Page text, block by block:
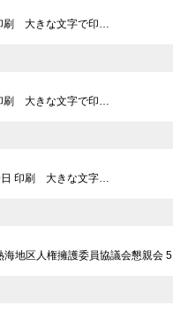
刷 大きな文字で印…
刷 大きな文字で印…
日 印刷 大きな文字…
地区人権擁護委員協議会懇親会